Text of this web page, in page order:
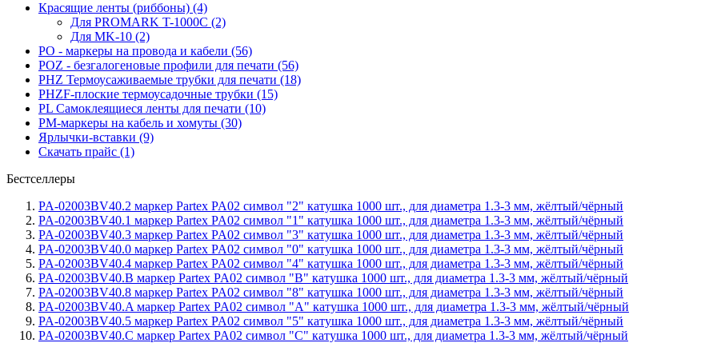
Красящие ленты (риббоны) (4)
Для PROMARK T-1000C (2)
Для MK-10 (2)
PO - маркеры на провода и кабели (56)
POZ - безгалогеновые профили для печати (56)
PHZ Термоусаживаемые трубки для печати (18)
PHZF-плоские термоусадочные трубки (15)
PL Самоклеящиеся ленты для печати (10)
PM-маркеры на кабель и хомуты (30)
Ярлычки-вставки (9)
Скачать прайс (1)
Бестселлеры
PA-02003BV40.2 маркер Partex PA02 символ "2" катушка 1000 шт., для диаметра 1.3-3 мм, жёлтый/чёрный
PA-02003BV40.1 маркер Partex PA02 символ "1" катушка 1000 шт., для диаметра 1.3-3 мм, жёлтый/чёрный
PA-02003BV40.3 маркер Partex PA02 символ "3" катушка 1000 шт., для диаметра 1.3-3 мм, жёлтый/чёрный
PA-02003BV40.0 маркер Partex PA02 символ "0" катушка 1000 шт., для диаметра 1.3-3 мм, жёлтый/чёрный
PA-02003BV40.4 маркер Partex PA02 символ "4" катушка 1000 шт., для диаметра 1.3-3 мм, жёлтый/чёрный
PA-02003BV40.B маркер Partex PA02 символ "B" катушка 1000 шт., для диаметра 1.3-3 мм, жёлтый/чёрный
PA-02003BV40.8 маркер Partex PA02 символ "8" катушка 1000 шт., для диаметра 1.3-3 мм, жёлтый/чёрный
PA-02003BV40.A маркер Partex PA02 символ "A" катушка 1000 шт., для диаметра 1.3-3 мм, жёлтый/чёрный
PA-02003BV40.5 маркер Partex PA02 символ "5" катушка 1000 шт., для диаметра 1.3-3 мм, жёлтый/чёрный
PA-02003BV40.C маркер Partex PA02 символ "C" катушка 1000 шт., для диаметра 1.3-3 мм, жёлтый/чёрный